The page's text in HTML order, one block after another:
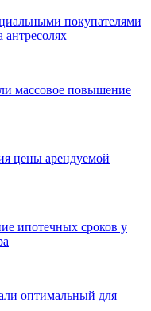
покупателями
массовое повышение
цены арендуемой
ипотечных сроков у
оптимальный для